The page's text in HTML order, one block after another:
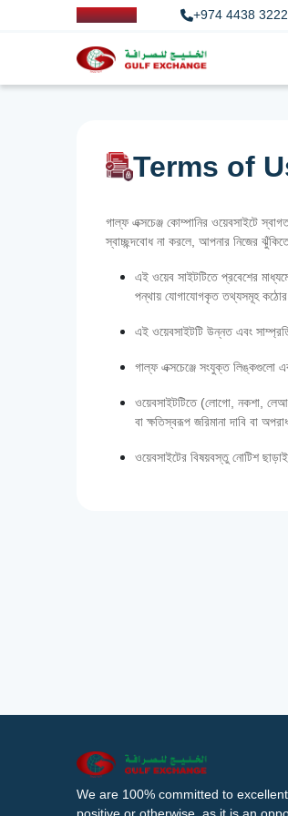
+974 4438 3222
Terms of
গাল্ফ এক্সচেঞ্জ কোম্পানির ওয়েবসাইটে
স্বাচ্ছন্দবোধ না করলে, আপনার নিজের
এই ওয়েব সাইটটিতে প্রবেশের
পন্থায় যোগাযোগকৃত তথ্যসমূহ কঠোর
এই ওয়েবসাইটটি উন্নত এবং
গাল্‌ফ এক্সচেঞ্জে সংযুক্ত লিঙ্কগুলো
ওয়েবসাইটটিতে (লোগো, নকশা,
বা ক্ষতিস্বরূপ জরিমানা দাবি বা
ওয়েবসাইটের বিষয়বস্তু নোটিশ
We are 100% committed to